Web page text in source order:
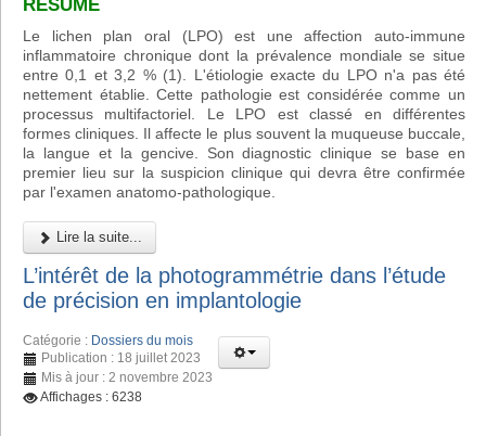
RÉSUMÉ
Le lichen plan oral (LPO) est une affection auto-immune
inflammatoire chronique dont la prévalence mondiale se situe
entre 0,1 et 3,2 % (1). L'étiologie exacte du LPO n'a pas été
nettement établie. Cette pathologie est considérée comme un
processus multifactoriel. Le LPO est classé en différentes
formes cliniques. Il affecte le plus souvent la muqueuse buccale,
la langue et la gencive. Son diagnostic clinique se base en
premier lieu sur la suspicion clinique qui devra être confirmée
par l'examen anatomo-pathologique.
Lire la suite...
L’intérêt de la photogrammétrie dans l’étude
de précision en implantologie
Catégorie : Dossiers du mois
Publication : 18 juillet 2023
Mis à jour : 2 novembre 2023
Affichages : 6238